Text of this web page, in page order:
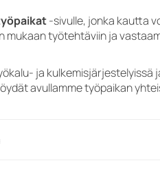
-sivulle, jonka kautta
mukaan työtehtäviin ja
ja kulkemisjärjestelyissä
avullamme työpaikan